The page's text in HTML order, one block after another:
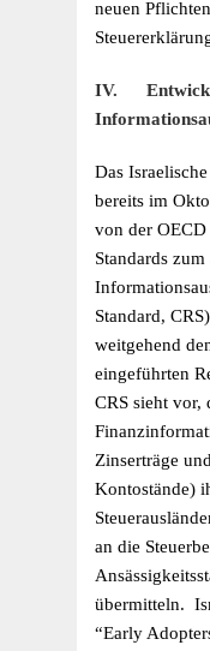
neuen
IV.
Das
bereits im
von der
Standards
Standard,
weitgehend
eingeführten
CRS sieht vor,
Zinserträge
Kontostände)
an die
übermitteln.
“Early